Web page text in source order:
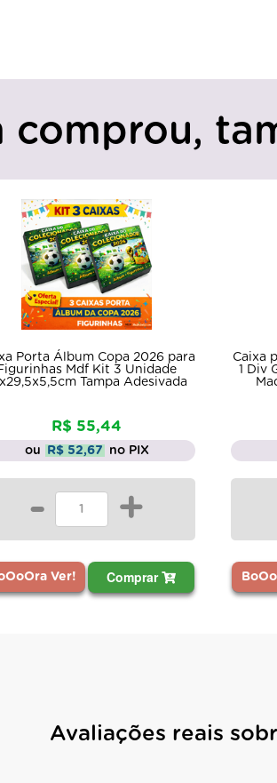
comprou,
Caixa para Vinho Tampa de Sapato
1 Div Garrafa e Uvas 28x16x8 Mdf
Madeira Pintado Adesivado
ou R$ 15,38 no PIX
-
BoOoOra Ver!
Avaliações reais